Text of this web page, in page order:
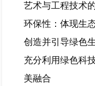
艺术与工程技术
环保性：体现生
创造并引导绿色
充分利用绿色科
美融合